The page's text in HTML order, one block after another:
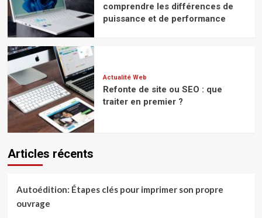
comprendre les différences de
puissance et de performance
Actualité Web
Refonte de site ou SEO : que
traiter en premier ?
Articles récents
Autoédition: Étapes clés pour imprimer son propre
ouvrage